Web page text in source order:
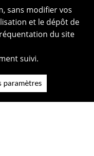
sans modifier vos
et le dépôt de
du site
suivi.
paramètres